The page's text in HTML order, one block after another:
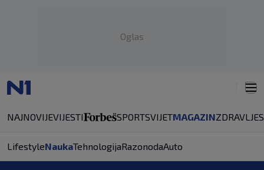
Oglas
NAJNOVIJEVIJESTI SPORTSVIJETMAGAZINZDRAVLJE
LifestyleNaukaTehnologijaRazonodaAuto